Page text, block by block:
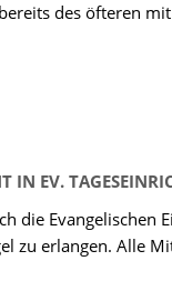
des öfteren
IN EV.
die Evangelischen
zu erlangen. Alle